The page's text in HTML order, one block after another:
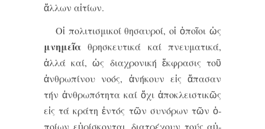
ἄλ­λων αἰ­τί­ων.
Οἱ πο­λι­τι­σμι­κοί θη­σαυ­ροί, οἱ ὁ­ποῖ­οι ὡς
μνη­μεῖ­αθρη­σκευ­τι­κά καί πνευ­μα­τι­κά,
ἀλ­λά καί, ὡς δι­α­χρο­νι­κή ἔκ­φρα­σις τοῦ
ἀν­θρω­πί­νου νο­ός, ἀ­νή­κουν εἰς ἅ­πα­σαν
τήν ἀν­θρω­πό­τη­τα καί ὄ­χι ἀ­πο­κλει­στι­κῶς
εἰς τά κρά­τη ἐν­τός τῶν συ­νό­ρων τῶν ὁ­
ποί­ων εὑ­ρί­σκον­ται, δι­α­τρέ­χουν τούς αὐ­